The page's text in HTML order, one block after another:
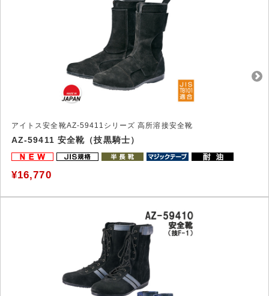
アイトス安全靴AZ-59411シリーズ 高所溶接安全靴
AZ-59411 安全靴（技黒騎士）
¥16,770